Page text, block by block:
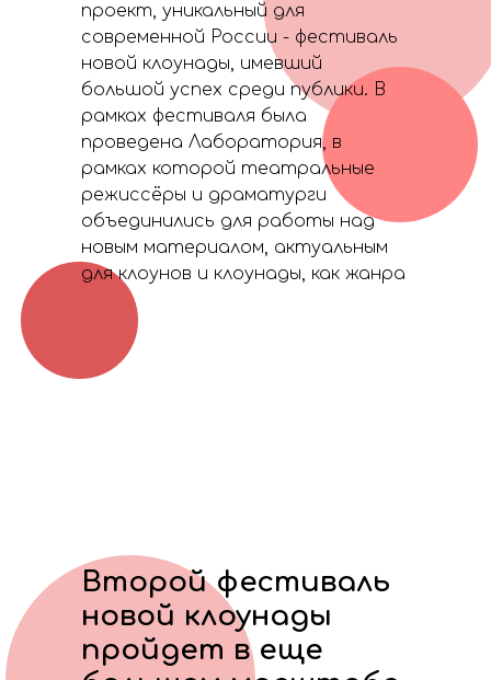
проект, уникальный для
современной России - фестиваль
новой клоунады, имевший
большой успех среди публики. В
рамках фестиваля была
проведена Лаборатория, в
рамках которой театральные
режиссёры и драматурги
объединились для работы над
новым материалом, актуальным
для клоунов и клоунады, как жанра
Второй фестиваль
новой клоунады
пройдет в еще